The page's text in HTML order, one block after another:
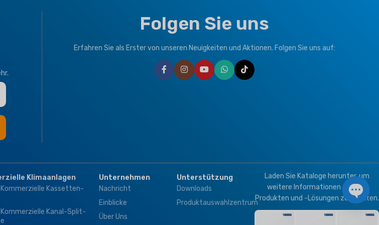
Folgen Sie uns
Erfahren Sie als Erster von unseren Neuigkeiten und Aktionen. Folgen Sie uns auf:
Klimaanlagen
Kassetten-
Kanal-Split-
Unternehmen
Nachricht
Einblicke
Über Uns
Unterstützung
Downloads
Produktauswahlzentrum
Laden Sie Kataloge herunter, um
weitere Informationen zu HLK-
Produkten und -Lösungen zu erhalten.
Open